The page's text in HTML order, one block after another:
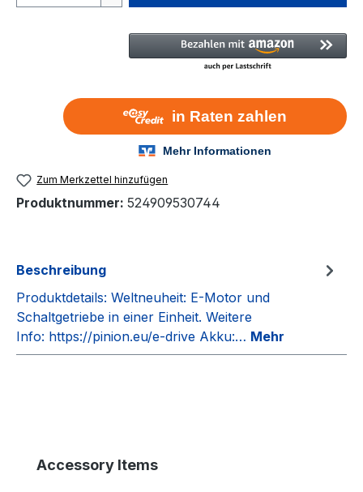
Zum Merkzettel hinzufügen
Produktnummer: 524909530744
Beschreibung
Produktdetails: Weltneuheit: E-Motor und
Schaltgetriebe in einer Einheit. Weitere
Info: https://pinion.eu/e-drive Akku:… Mehr
Produktgalerie überspringen
Accessory Items